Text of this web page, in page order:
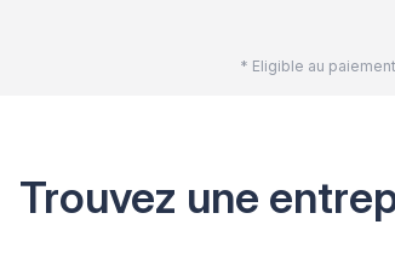
* Eligible au
Trouvez une